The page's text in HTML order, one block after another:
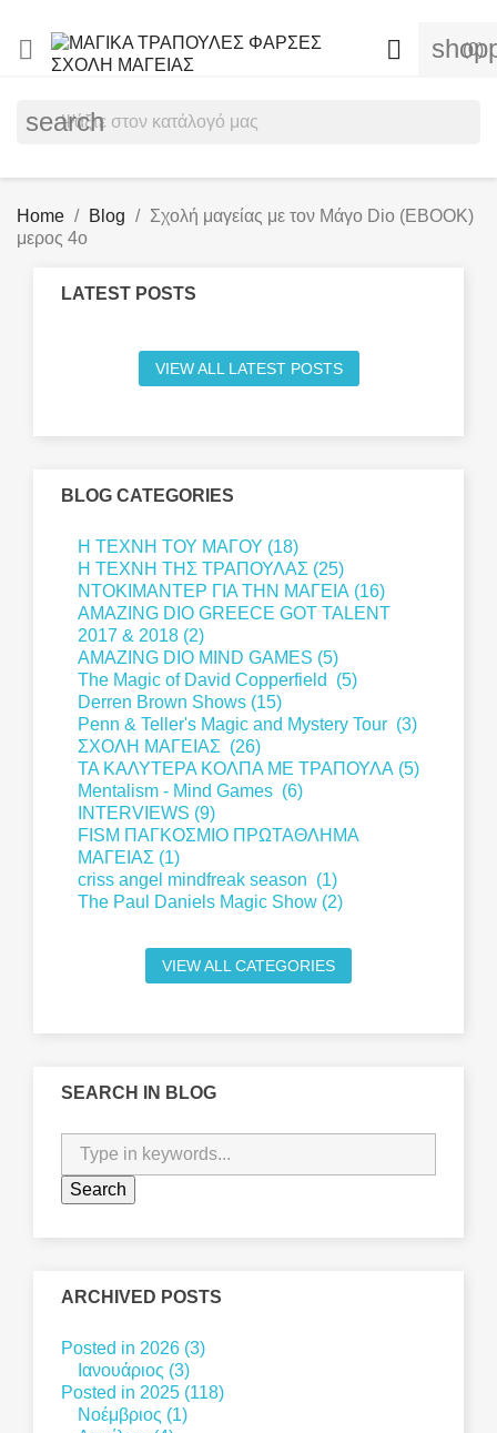
 (0)

search
Home Blog
Σχολή μαγείας με τον Μάγο Dio (EBOOK)
μερος 4ο
LATEST POSTS
VIEW ALL LATEST POSTS
BLOG CATEGORIES
Η ΤΕΧΝΗ ΤΟΥ ΜΑΓΟΥ (18)
Η ΤΕΧΝΗ ΤΗΣ ΤΡΑΠΟΥΛΑΣ (25)
ΝΤΟΚΙΜΑΝΤΕΡ ΓΙΑ ΤΗΝ ΜΑΓΕΙΑ (16)
AMAZING DIO GREECE GOT TALENT
2017 & 2018 (2)
AMAZING DIO MIND GAMES (5)
The Magic of David Copperfield (5)
Derren Brown Shows (15)
Penn & Teller's Magic and Mystery Tour (3)
ΣΧΟΛΗ ΜΑΓΕΙΑΣ (26)
ΤΑ ΚΑΛΥΤΕΡΑ ΚΟΛΠΑ ΜΕ ΤΡΑΠΟΥΛΑ (5)
Mentalism - Mind Games (6)
INTERVIEWS (9)
FISM ΠΑΓΚΟΣΜΙΟ ΠΡΩΤΑΘΛΗΜΑ
ΜΑΓΕΙΑΣ (1)
criss angel mindfreak season (1)
The Paul Daniels Magic Show (2)
VIEW ALL CATEGORIES
SEARCH IN BLOG
ARCHIVED POSTS
Posted in 2026 (3)
Ιανουάριος (3)
Posted in 2025 (118)
Νοέμβριος (1)